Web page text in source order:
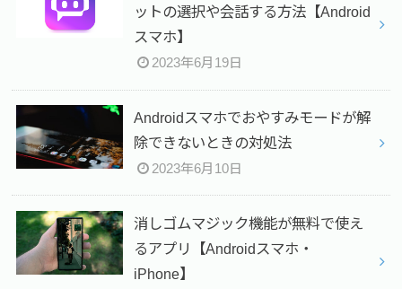
ットの選択や会話する方法【Android
スマホ】
2023年6月19日
Androidスマホでおやすみモードが解
除できないときの対処法
2023年6月10日
消しゴムマジック機能が無料で使え
るアプリ【Androidスマホ・
iPhone】